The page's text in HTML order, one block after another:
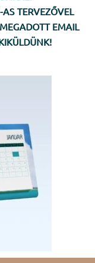
TERVEZŐVEL
EMAIL